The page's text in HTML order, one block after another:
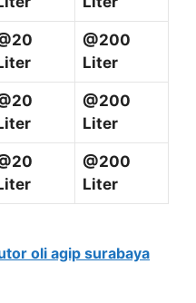
@200
Liter
@200
Liter
@200
Liter
oli agip surabaya